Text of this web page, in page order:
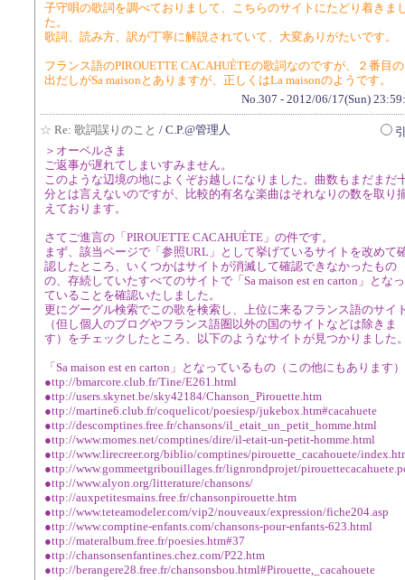
子守唄の歌詞を調べておりまして、こちらのサイトにたどり着きま
た。
歌詞、読み方、訳が丁寧に解説されていて、大変ありがたいです。
フランス語のPIROUETTE CACAHUÈTEの歌詞なのですが、２番目の
出だしがSa maisonとありますが、正しくはLa maisonのようです。
No.307 - 2012/06/17(Sun)
☆ Re: 歌詞誤りのこと / C.P.@管理人
＞オーベルさま
ご返事が遅れてしまいすみません。
このような辺境の地によくぞお越しになりました。曲数もまだまだ
分とは言えないのですが、比較的有名な楽曲はそれなりの数を取り
えております。
さてご進言の「PIROUETTE CACAHUÈTE」の件です。
まず、該当ページで「参照URL」として挙げているサイトを改めて
認したところ、いくつかはサイトが消滅して確認できなかったもの
の、存続していたすべてのサイトで「Sa maison est en carton」となっ
ていることを確認いたしました。
更にグーグル検索でこの歌を検索し、上位に来るフランス語のサイ
（但し個人のブログやフランス語圏以外の国のサイトなどは除きま
す）をチェックしたところ、以下のようなサイトが見つかりました
「Sa maison est en carton」となっているもの（この他にもあります）
●ttp://bmarcore.club.fr/Tine/E261.html
●ttp://users.skynet.be/sky42184/Chanson_Pirouette.htm
●ttp://martine6.club.fr/coquelicot/poesiesp/jukebox.htm#cacahuete
●ttp://descomptines.free.fr/chansons/il_etait_un_petit_homme.html
●ttp://www.momes.net/comptines/dire/il-etait-un-petit-homme.html
●ttp://www.lirecreer.org/biblio/comptines/pirouette_cacahouete/
●ttp://www.gommeetgribouillages.fr/lignrondprojet/
●ttp://www.alyon.org/litterature/chansons/
●ttp://auxpetitesmains.free.fr/chansonpirouette.htm
●ttp://www.teteamodeler.com/vip2/nouveaux/expression/fiche204.asp
●ttp://www.comptine-enfants.com/chansons-pour-enfants-623.html
●ttp://materalbum.free.fr/poesies.htm#37
●ttp://chansonsenfantines.chez.com/P22.htm
●ttp://berangere28.free.fr/chansonsbou.html#Pirouette,_cacahouete